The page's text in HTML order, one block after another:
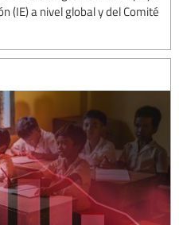
(IE) a nivel global y del Comité